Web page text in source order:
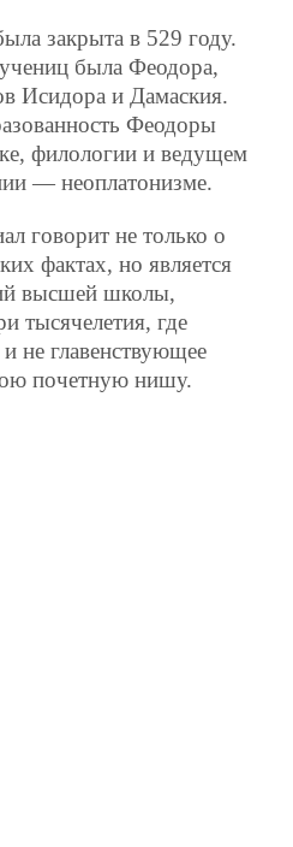
закрыта в 529 году.
была Феодора,
Исидора и Дамаския.
Феодоры
филологии и ведущем
— неоплатонизме.
говорит не только о
фактах, но является
высшей школы,
тысячелетия, где
не главенствующее
почетную нишу.